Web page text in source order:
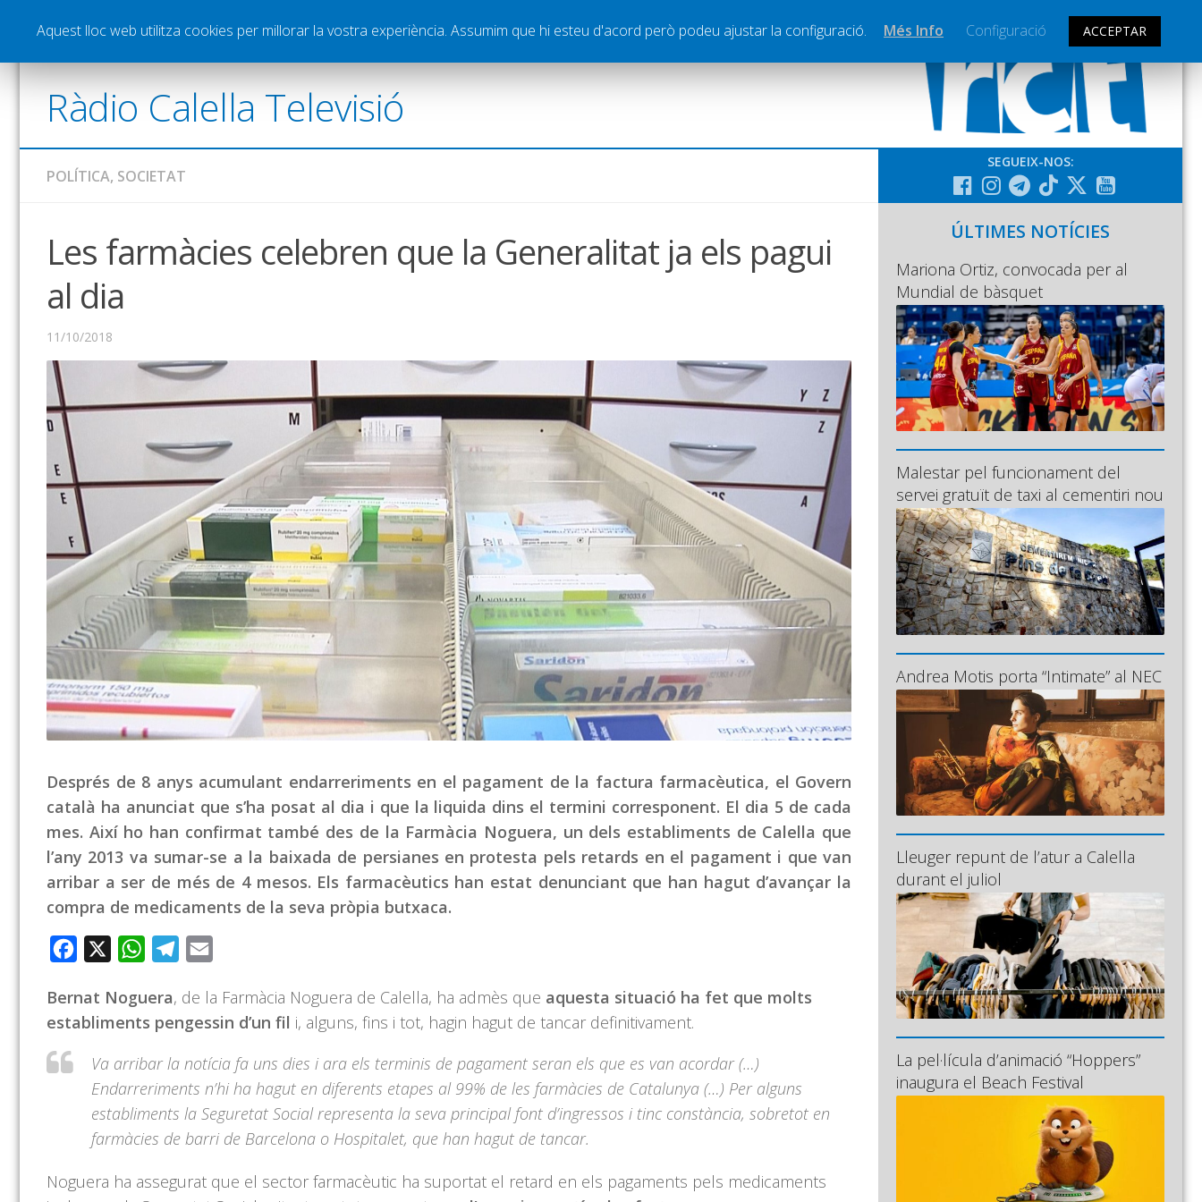
Notícies Esports Pòdcasts Vídeos Graella Publicitat Contacte
Ràdio Calella Televisió
POLÍTICA, SOCIETAT
Les farmàcies celebren que la Generalitat ja els pagui
al dia
11/10/2018
Després de 8 anys acumulant endarreriments en el pagament de la factura farmacèutica, el Govern
català ha anunciat que s’ha posat al dia i que la liquida dins el termini corresponent. El dia 5 de cada
mes. Així ho han confirmat també des de la Farmàcia Noguera, un dels establiments de Calella que
l’any 2013 va sumar-se a la baixada de persianes en protesta pels retards en el pagament i que van
arribar a ser de més de 4 mesos. Els farmacèutics han estat denunciant que han hagut d’avançar la
compra de medicaments de la seva pròpia butxaca.
Facebook WhatsAppTelegram
Bernat Noguera, de la Farmàcia Noguera de Calella, ha admès que aquesta situació ha fet que molts
establiments pengessin d’un fil i, alguns, fins i tot, hagin hagut de tancar definitivament.
Va arribar la notícia fa uns dies i ara els terminis de pagament seran els que es van acordar (…)
Endarreriments n’hi ha hagut en diferents etapes al 99% de les farmàcies de Catalunya (…) Per alguns
establiments la Seguretat Social representa la seva principal font d’ingressos i tinc constància, sobretot en
farmàcies de barri de Barcelona o Hospitalet, que han hagut de tancar.
Noguera ha assegurat que el sector farmacèutic ha suportat el retard en els pagaments pels medicaments
SEGUEIX-NOS:
ÚLTIMES NOTÍCIES
Mariona Ortiz, convocada per al
Mundial de bàsquet
Malestar pel funcionament del
servei gratuït de taxi al cementiri nou
Andrea Motis porta “Intimate” al NEC
Lleuger repunt de l’atur a Calella
durant el juliol
La pel·lícula d’animació “Hoppers”
inaugura el Beach Festival
Aquest lloc web utilitza cookies per millorar la vostra experiència. Assumim que hi esteu d'acord però podeu ajustar la configuració. Més Info Configuració ACCEPTAR